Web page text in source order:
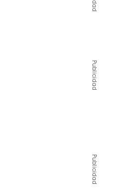
Publicidad
Publicidad